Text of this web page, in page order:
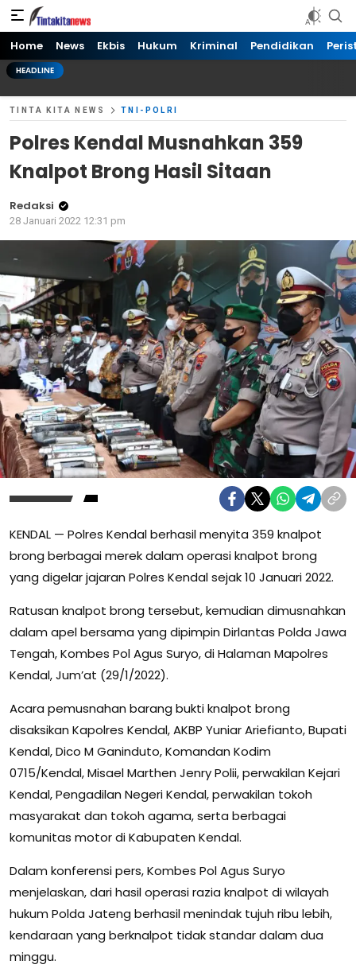
Tinta kita News
Informasi Terkini
Home News Ekbis Hukum Kriminal Pendidikan
HEADLINE
TINTA KITA NEWS TNI-POLRI
Polres Kendal Musnahkan 359
Knalpot Brong Hasil Sitaan
Redaksi
28 Januari 2022 12:31 pm
KENDAL — Polres Kendal berhasil menyita 359 knalpot
brong berbagai merek dalam operasi knalpot brong
yang digelar jajaran Polres Kendal sejak 10 Januari 2022.
Ratusan knalpot brong tersebut, kemudian dimusnahkan
dalam apel bersama yang dipimpin Dirlantas Polda Jawa
Tengah, Kombes Pol Agus Suryo, di Halaman Mapolres
Kendal, Jum’at (29/1/2022).
Acara pemusnahan barang bukti knalpot brong
disaksikan Kapolres Kendal, AKBP Yuniar Ariefianto, Bupati
Kendal, Dico M Ganinduto, Komandan Kodim
0715/Kendal, Misael Marthen Jenry Polii, perwakilan Kejari
Kendal, Pengadilan Negeri Kendal, perwakilan tokoh
masyarakat dan tokoh agama, serta berbagai
komunitas motor di Kabupaten Kendal.
Dalam konferensi pers, Kombes Pol Agus Suryo
menjelaskan, dari hasil operasi razia knalpot di wilayah
hukum Polda Jateng berhasil menindak tujuh ribu lebih,
kendaraan yang berknalpot tidak standar dalam dua
minggu.